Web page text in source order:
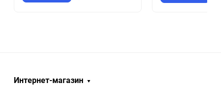
Интернет-магазин